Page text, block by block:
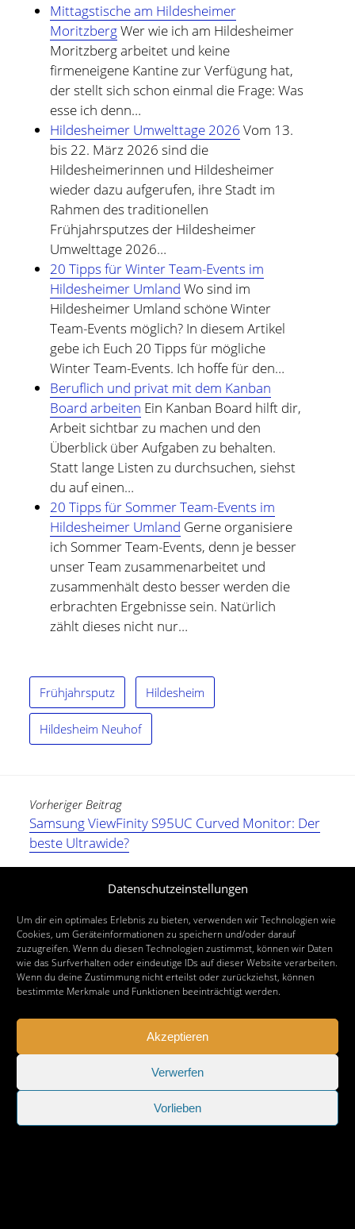
Datenschutzeinstellungen
Um dir ein optimales Erlebnis zu bieten, verwenden wir Technologien wie
Cookies, um Geräteinformationen zu speichern und/oder darauf
zuzugreifen. Wenn du diesen Technologien zustimmst, können wir Daten
wie das Surfverhalten oder eindeutige IDs auf dieser Website verarbeiten.
Wenn du deine Zustimmung nicht erteilst oder zurückziehst, können
bestimmte Merkmale und Funktionen beeinträchtigt werden.
Akzeptieren
Verwerfen
Vorlieben
Mittagstische am Hildesheimer
MoritzbergWer wie ich am Hildesheimer
Moritzberg arbeitet und keine
firmeneigene Kantine zur Verfügung hat,
der stellt sich schon einmal die Frage: Was
esse ich denn…
Hildesheimer Umwelttage 2026 Vom 13.
bis 22. März 2026 sind die
Hildesheimerinnen und Hildesheimer
wieder dazu aufgerufen, ihre Stadt im
Rahmen des traditionellen
Frühjahrsputzes der Hildesheimer
Umwelttage 2026…
20 Tipps für Winter Team-Events im
Hildesheimer Umland Wo sind im
Hildesheimer Umland schöne Winter
Team-Events möglich? In diesem Artikel
gebe ich Euch 20 Tipps für mögliche
Winter Team-Events. Ich hoffe für den…
Beruflich und privat mit dem Kanban
Board arbeiten Ein Kanban Board hilft dir,
Arbeit sichtbar zu machen und den
Überblick über Aufgaben zu behalten.
Statt lange Listen zu durchsuchen, siehst
du auf einen…
20 Tipps für Sommer Team-Events im
Hildesheimer Umland Gerne organisiere
ich Sommer Team-Events, denn je besser
unser Team zusammenarbeitet und
zusammenhält desto besser werden die
erbrachten Ergebnisse sein. Natürlich
zählt dieses nicht nur…
Frühjahrsputz Hildesheim
Hildesheim Neuhof
Vorheriger Beitrag
Samsung ViewFinity S95UC Curved Monitor: Der
beste Ultrawide?
Nächster Beitrag
Skate by night Hameln – Termine 2025